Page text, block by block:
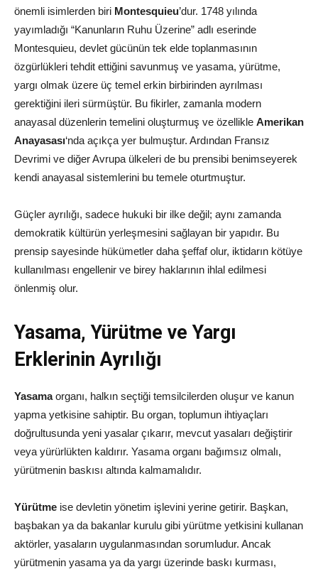
önemli isimlerden biri Montesquieu’dur. 1748 yılında
yayımladığı “Kanunların Ruhu Üzerine” adlı eserinde
Montesquieu, devlet gücünün tek elde toplanmasının
özgürlükleri tehdit ettiğini savunmuş ve yasama, yürütme,
yargı olmak üzere üç temel erkin birbirinden ayrılması
gerektiğini ileri sürmüştür. Bu fikirler, zamanla modern
anayasal düzenlerin temelini oluşturmuş ve özellikle Amerikan
Anayasası‘nda açıkça yer bulmuştur. Ardından Fransız
Devrimi ve diğer Avrupa ülkeleri de bu prensibi benimseyerek
kendi anayasal sistemlerini bu temele oturtmuştur.
Güçler ayrılığı, sadece hukuki bir ilke değil; aynı zamanda
demokratik kültürün yerleşmesini sağlayan bir yapıdır. Bu
prensip sayesinde hükümetler daha şeffaf olur, iktidarın kötüye
kullanılması engellenir ve birey haklarının ihlal edilmesi
önlenmiş olur.
Yasama, Yürütme ve Yargı
Erklerinin Ayrılığı
Yasamaorganı, halkın seçtiği temsilcilerden oluşur ve kanun
yapma yetkisine sahiptir. Bu organ, toplumun ihtiyaçları
doğrultusunda yeni yasalar çıkarır, mevcut yasaları değiştirir
veya yürürlükten kaldırır. Yasama organı bağımsız olmalı,
yürütmenin baskısı altında kalmamalıdır.
Yürütme ise devletin yönetim işlevini yerine getirir. Başkan,
başbakan ya da bakanlar kurulu gibi yürütme yetkisini kullanan
aktörler, yasaların uygulanmasından sorumludur. Ancak
yürütmenin yasama ya da yargı üzerinde baskı kurması,